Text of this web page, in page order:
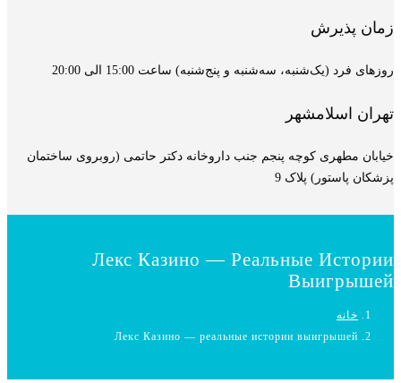
زمان پذیرش
روزهای فرد (یک‌شنبه، سه‌شنبه و پنج‌شنبه) ساعت 15:00 الی 20:00
تهران اسلامشهر
خیابان مطهری کوچه پنجم جنب داروخانه دکتر حاتمی (روبروی ساختمان
پزشکان پاستور) پلاک 9
Лекс Казино — Реальные Истории
Выигрышей
خانه
Лекс Казино — реальные истории выигрышей